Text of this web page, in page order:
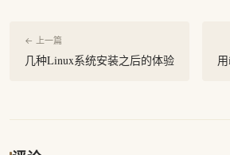
← 上一篇
几种Linux系统安装之后的体验